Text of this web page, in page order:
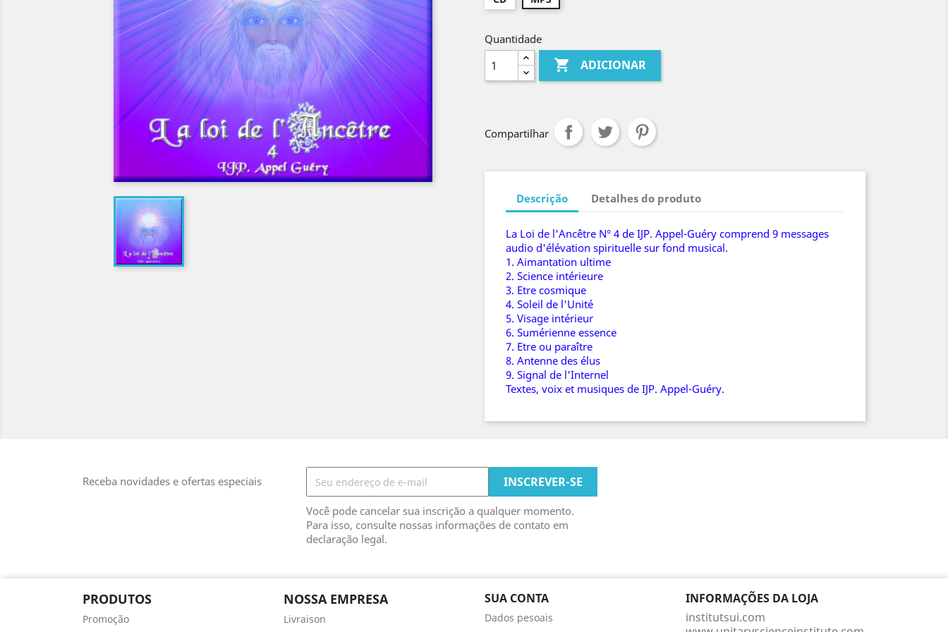
Quantidade
 ADICIONAR
Compartilhar
Descrição Detalhes do produto
La Loi de l'Ancêtre N° 4 de IJP. Appel-Guéry comprend 9 messages
audio d'élévation spirituelle sur fond musical.
1. Aimantation ultime
2. Science intérieure
3. Etre cosmique
4. Soleil de l'Unité
5. Visage intérieur
6. Sumérienne essence
7. Etre ou paraître
8. Antenne des élus
9. Signal de l'Internel
Textes, voix et musiques de IJP. Appel-Guéry.
Receba novidades e ofertas especiais
Você pode cancelar sua inscrição a qualquer momento.
Para isso, consulte nossas informações de contato em
declaração legal.
PRODUTOS
Promoção
NOSSA EMPRESA
Livraison
SUA CONTA
Dados pesoais
INFORMAÇÕES DA LOJA
institutsui.com